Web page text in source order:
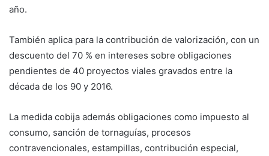
año.
También aplica para la contribución de valorización, con un
descuento del 70 % en intereses sobre obligaciones
pendientes de 40 proyectos viales gravados entre la
década de los 90 y 2016.
La medida cobija además obligaciones como impuesto al
consumo, sanción de tornaguías, procesos
contravencionales, estampillas, contribución especial,